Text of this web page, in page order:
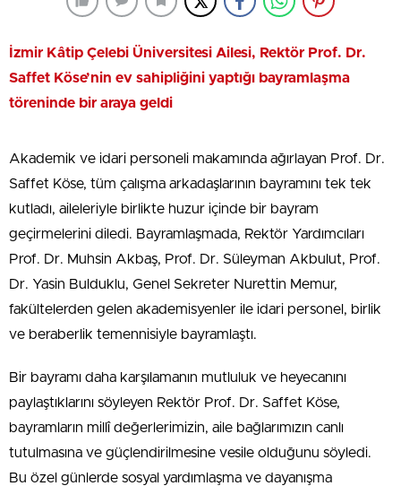
İzmir Kâtip Çelebi Üniversitesi Ailesi, Rektör Prof. Dr.
Saffet Köse’nin ev sahipliğini yaptığı bayramlaşma
töreninde bir araya geldi
Akademik ve idari personeli makamında ağırlayan Prof. Dr.
Saffet Köse, tüm çalışma arkadaşlarının bayramını tek tek
kutladı, aileleriyle birlikte huzur içinde bir bayram
geçirmelerini diledi. Bayramlaşmada, Rektör Yardımcıları
Prof. Dr. Muhsin Akbaş, Prof. Dr. Süleyman Akbulut, Prof.
Dr. Yasin Bulduklu, Genel Sekreter Nurettin Memur,
fakültelerden gelen akademisyenler ile idari personel, birlik
ve beraberlik temennisiyle bayramlaştı.
Bir bayramı daha karşılamanın mutluluk ve heyecanını
paylaştıklarını söyleyen Rektör Prof. Dr. Saffet Köse,
bayramların millî değerlerimizin, aile bağlarımızın canlı
tutulmasına ve güçlendirilmesine vesile olduğunu söyledi.
Bu özel günlerde sosyal yardımlaşma ve dayanışma